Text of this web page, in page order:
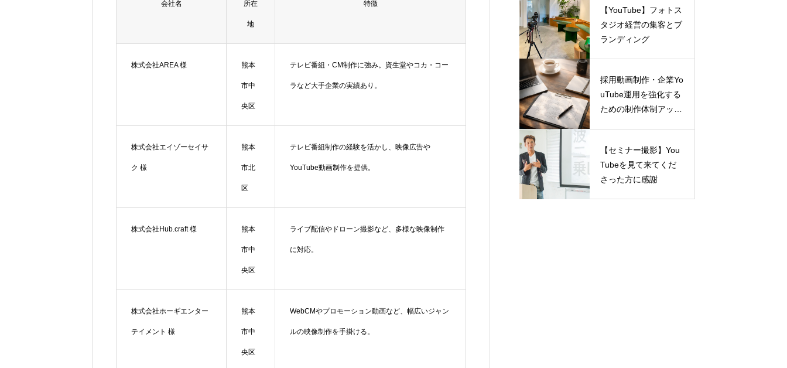
会社名 所在
地
特徴
株式会社AREA 様 熊本
市中
央区
テレビ番組・CM制作に強み。資生堂やコカ・コー
ラなど大手企業の実績あり。
株式会社エイゾーセイサ
ク 様
熊本
市北
区
テレビ番組制作の経験を活かし、映像広告や
YouTube動画制作を提供。
株式会社Hub.craft 様 熊本
市中
央区
ライブ配信やドローン撮影など、多様な映像制作
に対応。
株式会社ホーギエンター
テイメント 様
熊本
市中
央区
WebCMやプロモーション動画など、幅広いジャン
ルの映像制作を手掛ける。
【YouTube】フォトス
タジオ経営の集客とブ
ランディング
採用動画制作・企業Yo
uTube運用を強化する
ための制作体制アップ
【セミナー撮影】You
Tubeを見て来てくだ
さった方に感謝